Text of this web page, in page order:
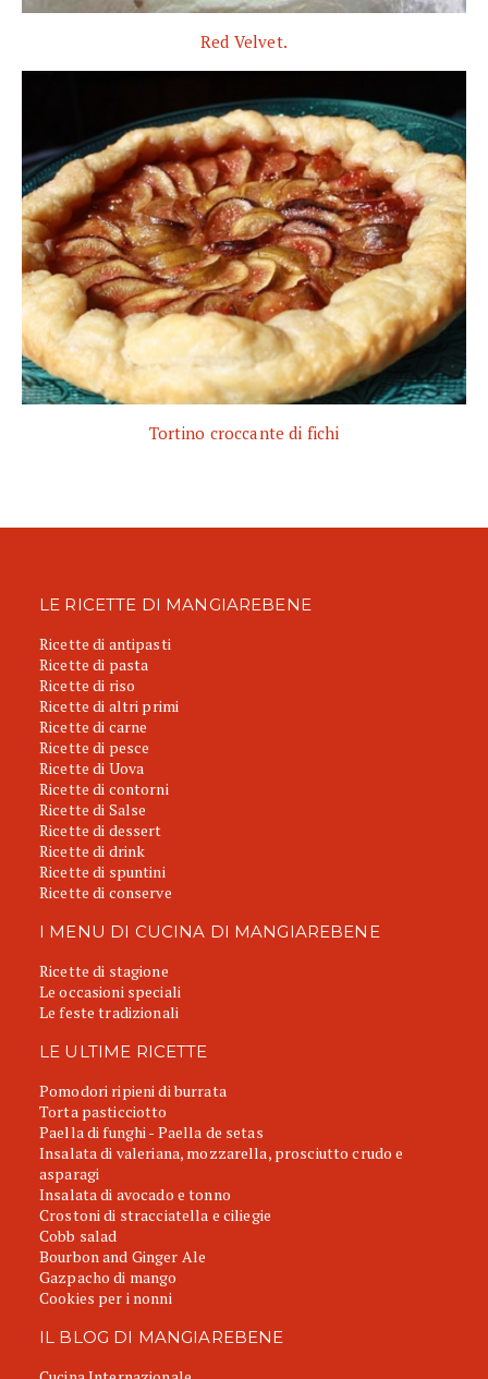
Red Velvet.
Tortino croccante di fichi
LE RICETTE DI MANGIAREBENE
Ricette di antipasti
Ricette di pasta
Ricette di riso
Ricette di altri primi
Ricette di carne
Ricette di pesce
Ricette di Uova
Ricette di contorni
Ricette di Salse
Ricette di dessert
Ricette di drink
Ricette di spuntini
Ricette di conserve
I MENU DI CUCINA DI MANGIAREBENE
Ricette di stagione
Le occasioni speciali
Le feste tradizionali
LE ULTIME RICETTE
Pomodori ripieni di burrata
Torta pasticciotto
Paella di funghi - Paella de setas
Insalata di valeriana, mozzarella, prosciutto crudo e
asparagi
Insalata di avocado e tonno
Crostoni di stracciatella e ciliegie
Cobb salad
Bourbon and Ginger Ale
Gazpacho di mango
Cookies per i nonni
IL BLOG DI MANGIAREBENE